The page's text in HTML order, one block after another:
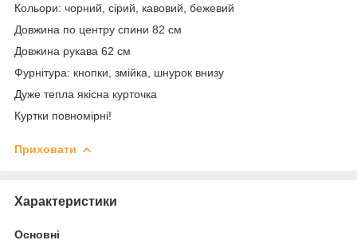
Кольори: чорний, сірий, кавовий, бежевий
Довжина по центру спини 82 см
Довжина рукава 62 см
Фурнітура: кнопки, змійка, шнурок внизу
Дуже тепла якісна курточка
Куртки повномірні!
Приховати
Характеристики
Основні